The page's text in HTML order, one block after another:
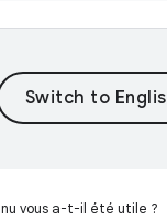
vous a-t-il été utile ?